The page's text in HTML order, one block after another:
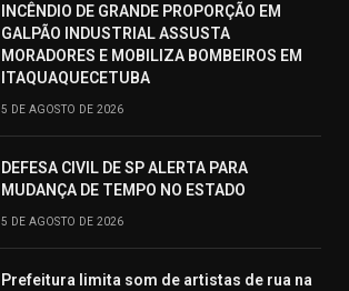
INCÊNDIO DE GRANDE PROPORÇÃO EM
GALPÃO INDUSTRIAL ASSUSTA
MORADORES E MOBILIZA BOMBEIROS EM
ITAQUAQUECETUBA
5 DE AGOSTO DE 2026
DEFESA CIVIL DE SP ALERTA PARA
MUDANÇA DE TEMPO NO ESTADO
5 DE AGOSTO DE 2026
Prefeitura limita som de artistas de rua na